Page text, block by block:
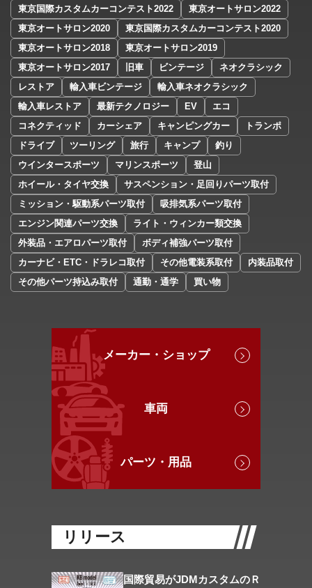
東京国際カスタムカーコンテスト2022
東京オートサロン2022
東京オートサロン2020
東京国際カスタムカーコンテスト2020
東京オートサロン2018
東京オートサロン2019
東京オートサロン2017
旧車 ビンテージ
ネオクラシック
レストア
輸入車ビンテージ
輸入車ネオクラシック
輸入車レストア
最新テクノロジー EV
エコ
コネクティッド
カーシェア キャンピングカー
トランポ
ドライブ
ツーリング 旅行 キャンプ
釣り
ウインタースポーツ
マリンスポーツ
登山
ホイール・タイヤ交換
サスペンション・足回りパーツ取付
ミッション・駆動系パーツ取付
吸排気系パーツ取付
エンジン関連パーツ交換
ライト・ウィンカー類交換
外装品・エアロパーツ取付
ボディ補強パーツ取付
カーナビ・ETC・ドラレコ取付
その他電装系取付
内装品取付
その他パーツ持込み取付
通勤・通学 買い物
メーカー・ショップ
車両
パーツ・用品
リリース
国際貿易がJDMカスタムのＲ